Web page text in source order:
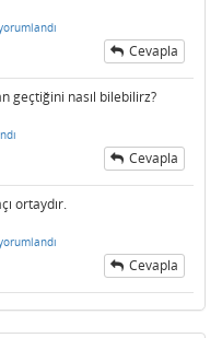
Cevapla
geçtiğini nasıl bilebilirz?
Cevapla
ortaydır.
Cevapla